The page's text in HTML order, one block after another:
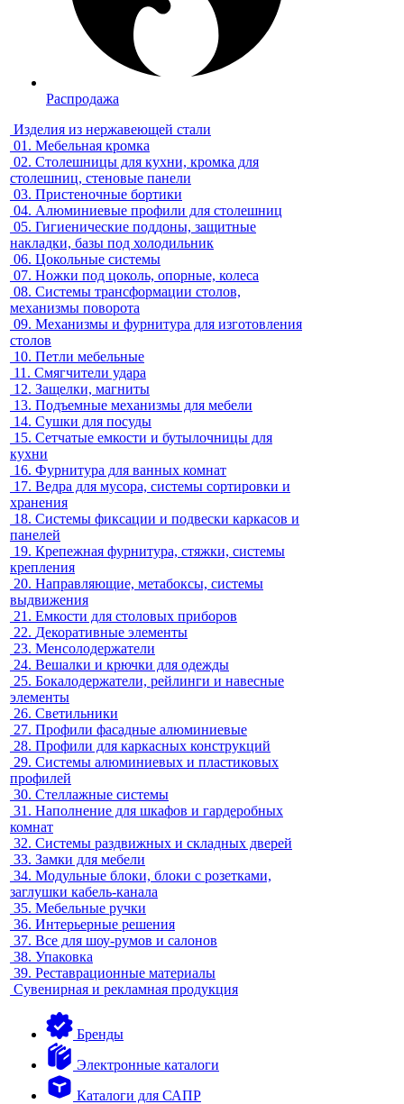
Распродажа
Изделия из нержавеющей стали
01. Мебельная кромка
02. Столешницы для кухни, кромка для
столешниц, стеновые панели
03. Пристеночные бортики
04. Алюминиевые профили для столешниц
05. Гигиенические поддоны, защитные
накладки, базы под холодильник
06. Цокольные системы
07. Ножки под цоколь, опорные, колеса
08. Системы трансформации столов,
механизмы поворота
09. Механизмы и фурнитура для изготовления
столов
10. Петли мебельные
11. Смягчители удара
12. Защелки, магниты
13. Подъемные механизмы для мебели
14. Сушки для посуды
15. Сетчатые емкости и бутылочницы для
кухни
16. Фурнитура для ванных комнат
17. Ведра для мусора, системы сортировки и
хранения
18. Системы фиксации и подвески каркасов и
панелей
19. Крепежная фурнитура, стяжки, системы
крепления
20. Направляющие, метабоксы, системы
выдвижения
21. Емкости для столовых приборов
22. Декоративные элементы
23. Менсолодержатели
24. Вешалки и крючки для одежды
25. Бокалодержатели, рейлинги и навесные
элементы
26. Светильники
27. Профили фасадные алюминиевые
28. Профили для каркасных конструкций
29. Системы алюминиевых и пластиковых
профилей
30. Стеллажные системы
31. Наполнение для шкафов и гардеробных
комнат
32. Системы раздвижных и складных дверей
33. Замки для мебели
34. Модульные блоки, блоки с розетками,
заглушки кабель-канала
35. Мебельные ручки
36. Интерьерные решения
37. Все для шоу-румов и салонов
38. Упаковка
39. Реставрационные материалы
Сувенирная и рекламная продукция
Бренды
Электронные каталоги
Каталоги для САПР